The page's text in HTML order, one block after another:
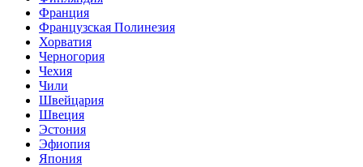
Франция
Французская Полинезия
Хорватия
Черногория
Чехия
Чили
Швейцария
Швеция
Эстония
Эфиопия
Япония